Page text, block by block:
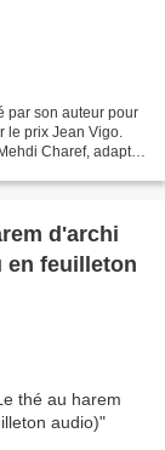
par son auteur pour
le prix Jean Vigo.
Charef, adapté
d'archi
en feuilleton